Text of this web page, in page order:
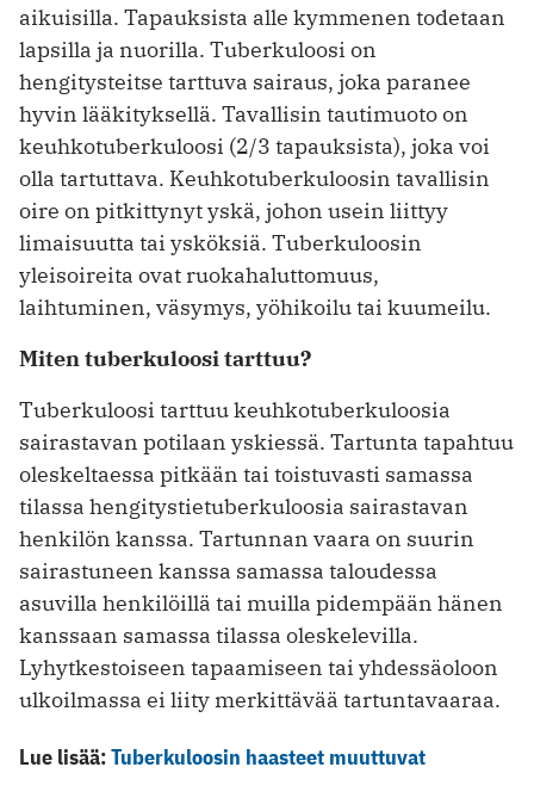
aikuisilla. Tapauksista alle kymmenen todetaan
lapsilla ja nuorilla. Tuberkuloosi on
hengitysteitse tarttuva sairaus, joka paranee
hyvin lääkityksellä. Tavallisin tautimuoto on
keuhkotuberkuloosi (2/3 tapauksista), joka voi
olla tartuttava. Keuhkotuberkuloosin tavallisin
oire on pitkittynyt yskä, johon usein liittyy
limaisuutta tai ysköksiä. Tuberkuloosin
yleisoireita ovat ruokahaluttomuus,
laihtuminen, väsymys, yöhikoilu tai kuumeilu.
Miten tuberkuloosi tarttuu?
Tuberkuloosi tarttuu keuhkotuberkuloosia
sairastavan potilaan yskiessä. Tartunta tapahtuu
oleskeltaessa pitkään tai toistuvasti samassa
tilassa hengitystietuberkuloosia sairastavan
henkilön kanssa. Tartunnan vaara on suurin
sairastuneen kanssa samassa taloudessa
asuvilla henkilöillä tai muilla pidempään hänen
kanssaan samassa tilassa oleskelevilla.
Lyhytkestoiseen tapaamiseen tai yhdessäoloon
ulkoilmassa ei liity merkittävää tartuntavaaraa.
Lue lisää:Tuberkuloosin haasteet muuttuvat